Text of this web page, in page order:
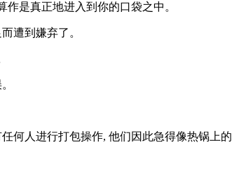
是真正地进入到你的口袋之中。
遭到嫌弃了。
何人进行打包操作, 他们因此急得像热锅上的